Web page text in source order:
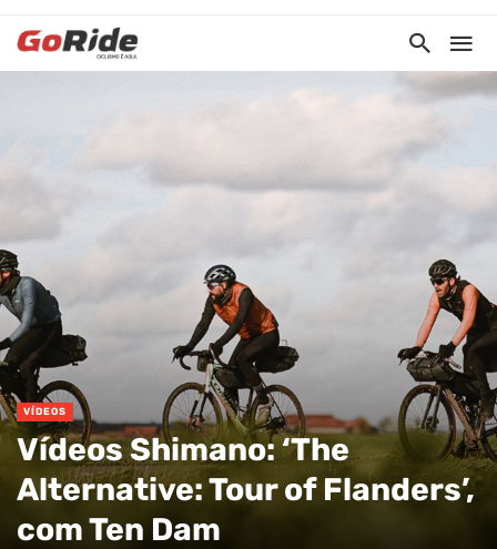
VÍDEOS
Vídeos Shimano: ‘The
Alternative: Tour of Flanders’,
com Ten Dam